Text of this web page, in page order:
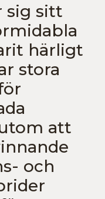
sig sitt
härligt
stora
att
och